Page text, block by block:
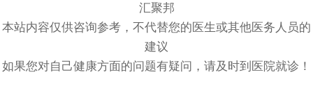
汇聚邦
本站内容仅供咨询参考，不代替您的医生或其他医务人员的
建议
如果您对自己健康方面的问题有疑问，请及时到医院就诊！